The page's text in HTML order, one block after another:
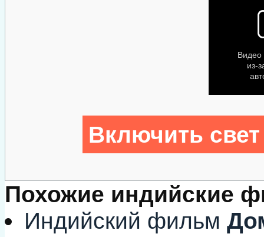
Включить
Похожие индийские
Индийский фильм